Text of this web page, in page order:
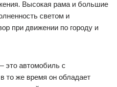
Высокая рама и большие
светом и
при движении по городу и
это автомобиль с
то же время он обладает